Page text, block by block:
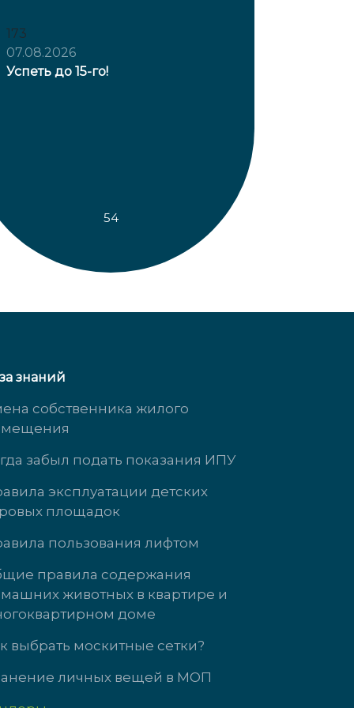
173
07.08.2026
Успеть до 15-го!
54
09:00-18:00
17:00
выходной
знаний
собственника жилого
забыл подать показания ИПУ
эксплуатации детских
площадок
пользования лифтом
правила содержания
животных в квартире и
доме
выбрать москитные сетки?
личных вещей в МОП